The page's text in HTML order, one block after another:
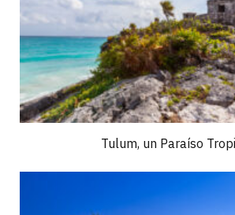
Tulum, un Paraíso